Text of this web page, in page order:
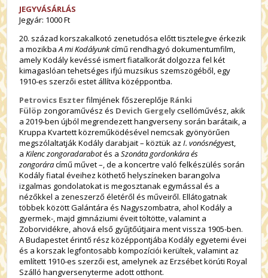
JEGYVÁSÁRLÁS
Jegyár: 1000 Ft
20. század korszakalkotó zenetudósa előtt tisztelegve érkezik
a mozikbaA mi Kodályunkcímű rendhagyó dokumentumfilm,
amely Kodály kevéssé ismert fiatalkorát dolgozza fel két
kimagaslóan tehetséges ifjú muzsikus szemszögéből, egy
1910-es szerzői estet állítva középpontba.
Petrovics Eszterfilmjének főszereplője Ránki
Fülöp zongoraművész és Devich Gergelycsellóművész, akik
a 2019-ben újból megrendezett hangverseny során barátaik, a
Kruppa Kvartett közreműködésével nemcsak gyönyörűen
megszólaltatják Kodály darabjait – köztük azI. vonósnégyest,
aKilenc zongoradarabotés aSzonáta gordonkára és
zongoráracímű művet –, de a koncertre való felkészülés során
Kodály fiatal éveihez köthető helyszíneken barangolva
izgalmas gondolatokat is megosztanak egymással és a
nézőkkel a zeneszerző életéről és műveiről. Ellátogatnak
többek között Galántára és Nagyszombatra, ahol Kodály a
gyermek-, majd gimnáziumi éveit töltötte, valamint a
Zoborvidékre, ahová első gyűjtőútjaira ment vissza 1905-ben.
A Budapestet érintő rész középpontjába Kodály egyetemi évei
és a korszak legfontosabb kompozíciói kerültek, valamint az
említett 1910-es szerzői est, amelynek az Erzsébet körúti Royal
Szálló hangversenyterme adott otthont.